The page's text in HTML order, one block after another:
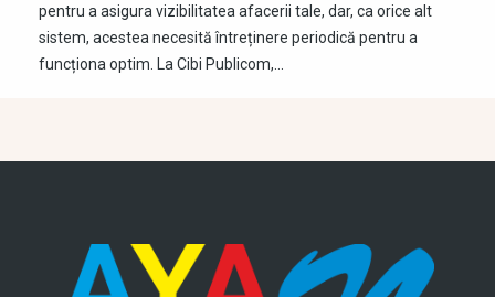
pentru a asigura vizibilitatea afacerii tale, dar, ca orice alt
sistem, acestea necesită întreținere periodică pentru a
funcționa optim. La Cibi Publicom,…